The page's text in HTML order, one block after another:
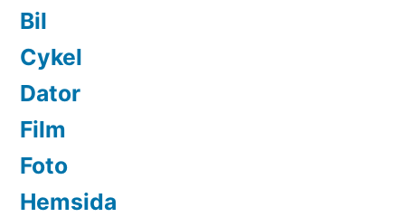
Bil
Cykel
Dator
Film
Foto
Hemsida